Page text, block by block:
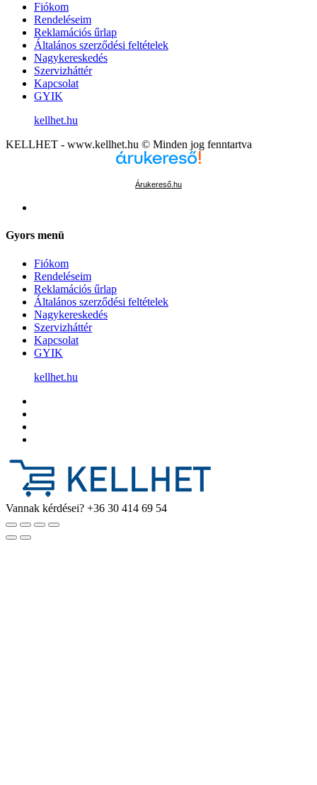
Fiókom
Rendeléseim
Reklamációs űrlap
Általános szerződési feltételek
Nagykereskedés
Szervizháttér
Kapcsolat
GYIK
kellhet.hu
KELLHET - www.kellhet.hu © Minden jog fenntartva
Árukereső.hu
Gyors menü
Fiókom
Rendeléseim
Reklamációs űrlap
Általános szerződési feltételek
Nagykereskedés
Szervizháttér
Kapcsolat
GYIK
kellhet.hu
Vannak kérdései? +36 30 414 69 54